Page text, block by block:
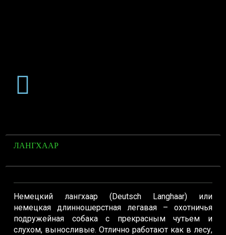
ЛАНГХААР
Немецкий лангхаар (Deutsch Langhaar) или
немецкая длинношерстная легавая – охотничья
подружейная собака с прекрасным чутьем и
слухом, выносливые. Отлично работают как в лесу,